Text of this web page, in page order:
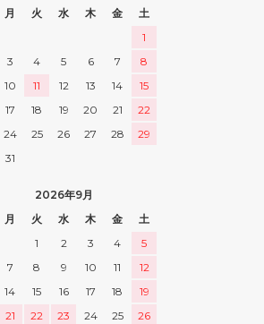
月 火 水 木 金
土
1
3 4 5 6 7
8
10 11 12 13 14
15
17 18 19 20 21
22
24 25 26 27 28
29
31
2026年9月
月 火 水 木 金
土
1
2 3 4
5
7 8 9 10 11
12
14 15 16 17 18
19
21 22 23 24 25
26